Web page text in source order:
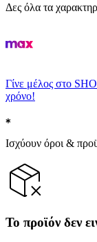
Δες όλα τα
Γίνε μέλος στο
χρόνο!
Ισχύουν όροι &
Το προϊόν δεν